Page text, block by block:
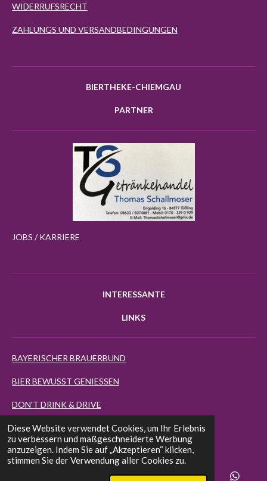
Diese Website verwendet Cookies, um Ihr Erlebnis
zu verbessern und maßgeschneiderte Werbung
anzuzeigen. Indem Sie auf „Akzeptieren“ klicken,
stimmen Sie der Verwendung aller Cookies zu.
WIDERRUFSRECHT
ZAHLUNGS UND VERSANDBEDINGUNGEN
BIERTHEKE-CHIEMGAU
PARTNER
JOBS / KARRIERE
INTERESSANTE
LINKS
BAYERISCHER BRAUERBUND
BIER BEWUSST GENIESSEN
DON'T DRINK & DRIVE
BIERMAP24
EUROPEAN BEER STAR
FINEST BEER SELECTION